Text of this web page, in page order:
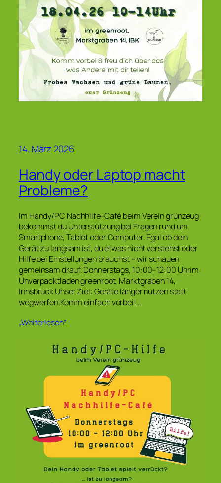
14. März 2026
Handy oder Laptop macht
Probleme?
Im Handy/PC Nachhilfe-Café beim Verein grünzeug
bekommst du Unterstützung bei Fragen rund um
Smartphone, Tablet oder Computer. Egal ob dein
Gerät zu langsam ist, du etwas nicht verstehst oder
Hilfe bei Einstellungen brauchst – wir schauen
gemeinsam drauf. Donnerstags, 10:00–12:00 Uhrim
Unverpacktladen greenroot, Marktgraben 14,
Innsbruck Unser Ziel: Geräte länger nutzen statt
wegwerfen.Komm einfach vorbei!…
„Weiterlesen“